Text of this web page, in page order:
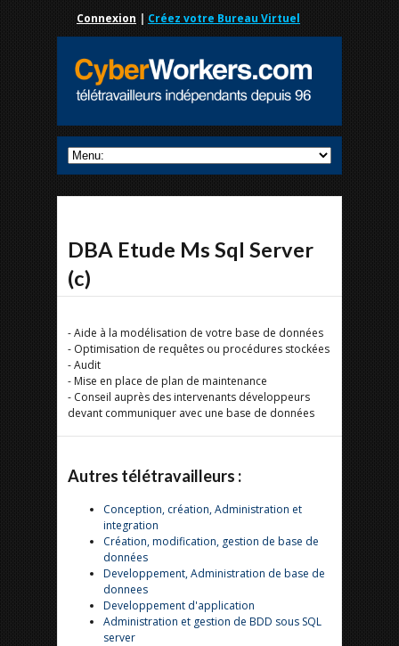
Connexion | Créez votre Bureau Virtuel
DBA Etude Ms Sql Server
(c)
- Aide à la modélisation de votre base de données
- Optimisation de requêtes ou procédures stockées
- Audit
- Mise en place de plan de maintenance
- Conseil auprès des intervenants développeurs
devant communiquer avec une base de données
Autres télétravailleurs :
Conception, création, Administration et
integration
Création, modification, gestion de base de
données
Developpement, Administration de base de
donnees
Developpement d'application
Administration et gestion de BDD sous SQL
server